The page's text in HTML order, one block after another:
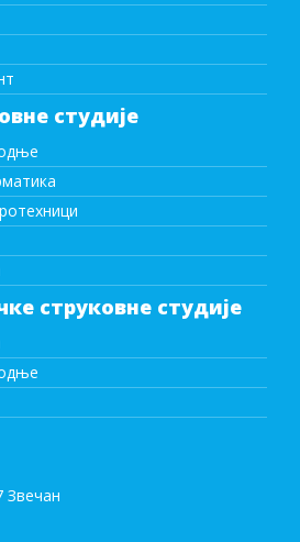
студије
струковне студије
Звечан